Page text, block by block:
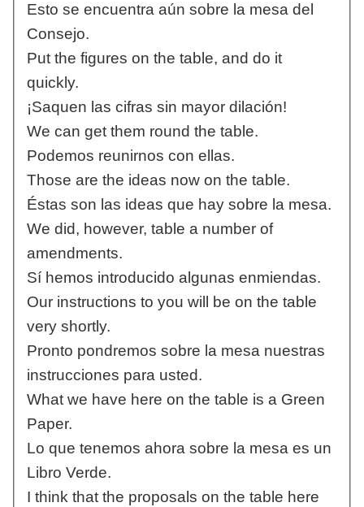
Esto se encuentra aún sobre la mesa del
Consejo.
Put the figures on the table, and do it
quickly.
¡Saquen las cifras sin mayor dilación!
We can get them round the table.
Podemos reunirnos con ellas.
Those are the ideas now on the table.
Éstas son las ideas que hay sobre la mesa.
We did, however, table a number of
amendments.
Sí hemos introducido algunas enmiendas.
Our instructions to you will be on the table
very shortly.
Pronto pondremos sobre la mesa nuestras
instrucciones para usted.
What we have here on the table is a Green
Paper.
Lo que tenemos ahora sobre la mesa es un
Libro Verde.
I think that the proposals on the table here